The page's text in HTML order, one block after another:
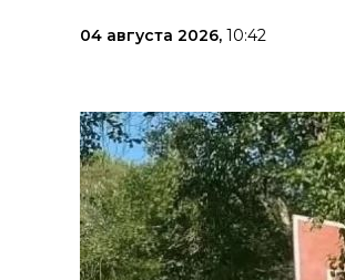
04 августа 2026, 10:42